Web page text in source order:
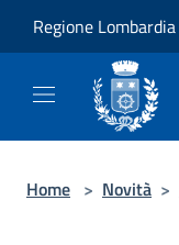
Regione Lombardia
Home > Novità >